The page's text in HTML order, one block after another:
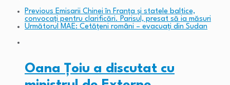
Previous Emisarii Chinei în Franța și statele baltice,
convocați pentru clarificări. Parisul, presat să ia măsuri
Următorul
MAE: Cetățeni români – evacuați din Sudan
Oana Țoiu a discutat cu